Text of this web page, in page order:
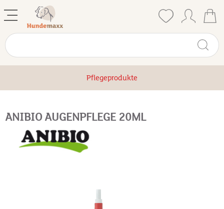
Pflegeprodukte
ANIBIO AUGENPFLEGE 20ML